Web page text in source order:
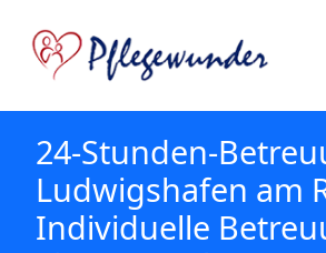
24-Stunden-
Ludwigshafen am
Individuelle